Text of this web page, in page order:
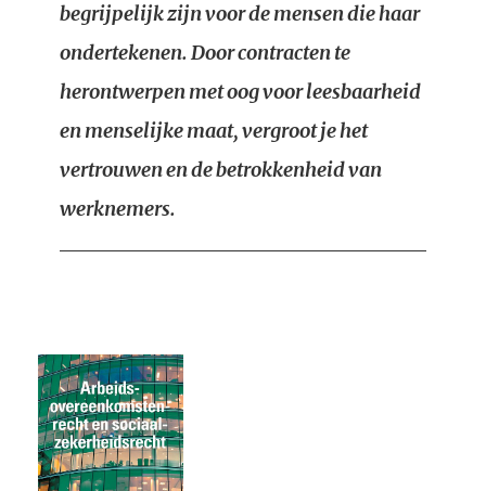
begrijpelijk zijn voor de mensen die haar
ondertekenen. Door contracten te
herontwerpen met oog voor leesbaarheid
en menselijke maat, vergroot je het
vertrouwen en de betrokkenheid van
werknemers.